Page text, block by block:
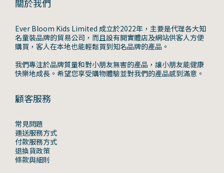
關於我們
Ever Bloom Kids Limited 成立於2022年，主要是代理各大知
名童裝品牌的貿易公司，而且設有開實體店及網站供客人方便
購買，客人在本地也能輕鬆買到知名品牌的產品。
我們專注於品牌質量和對小朋友無害的產品，讓小朋友能健康
快樂地成長。希望您享受購物體驗並對我們的產品感到滿意。
顧客服務
常見問題
運送服務方式
付款服務方式
退換貨政策
條款與細則